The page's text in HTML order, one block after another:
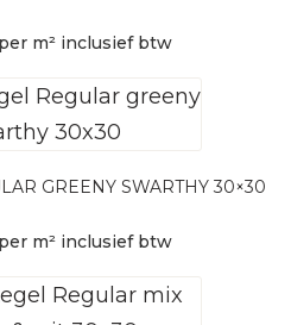
per m² inclusief btw
GREENY SWARTHY 30×30
per m² inclusief btw